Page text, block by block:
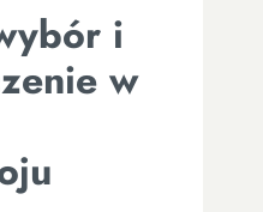
i
w